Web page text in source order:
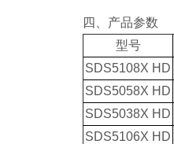
四、产品参数
型号
SDS5108X HD
SDS5058X HD
SDS5038X HD
SDS5106X HD